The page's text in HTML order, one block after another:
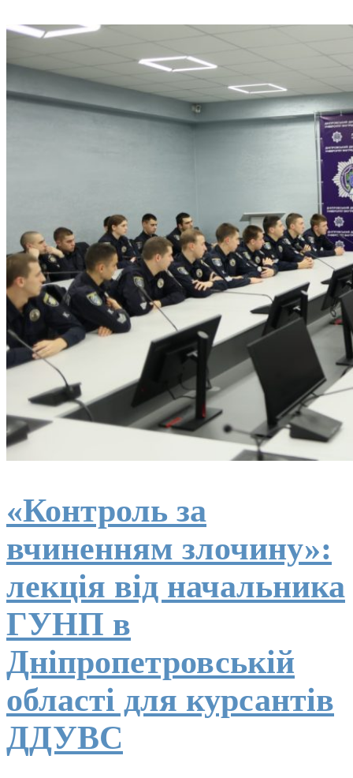
«Контроль за
вчиненням злочину»:
лекція від начальника
ГУНП в
Дніпропетровській
області для курсантів
ДДУВС